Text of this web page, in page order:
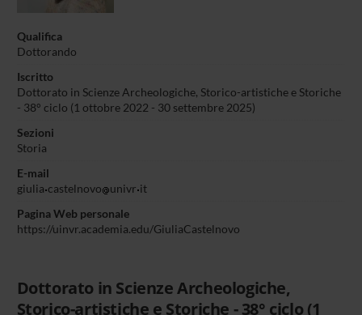
Qualifica
Dottorando
Iscritto
Dottorato in Scienze Archeologiche, Storico-artistiche e Storiche
- 38° ciclo (1 ottobre 2022 - 30 settembre 2025)
Sezioni
Storia
E-mail
giulia castelnovo univr it
Pagina Web personale
https://uinvr.academia.edu/GiuliaCastelnovo
Dottorato in Scienze Archeologiche,
Storico-artistiche e Storiche - 38° ciclo (1